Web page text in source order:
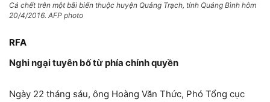
Cá chết trên một bãi biển thuộc huyện Quảng Trạch, tỉnh Quảng Bình hôm
20/4/2016. AFP photo
RFA
Nghi ngại tuyên bố từ phía chính quyền
Ngày 22 tháng sáu, ông Hoàng Văn Thức, Phó Tổng cục